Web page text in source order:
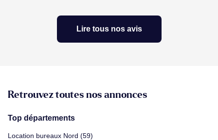
Lire tous nos avis
Retrouvez toutes nos annonces
Top départements
Location bureaux Nord (59)